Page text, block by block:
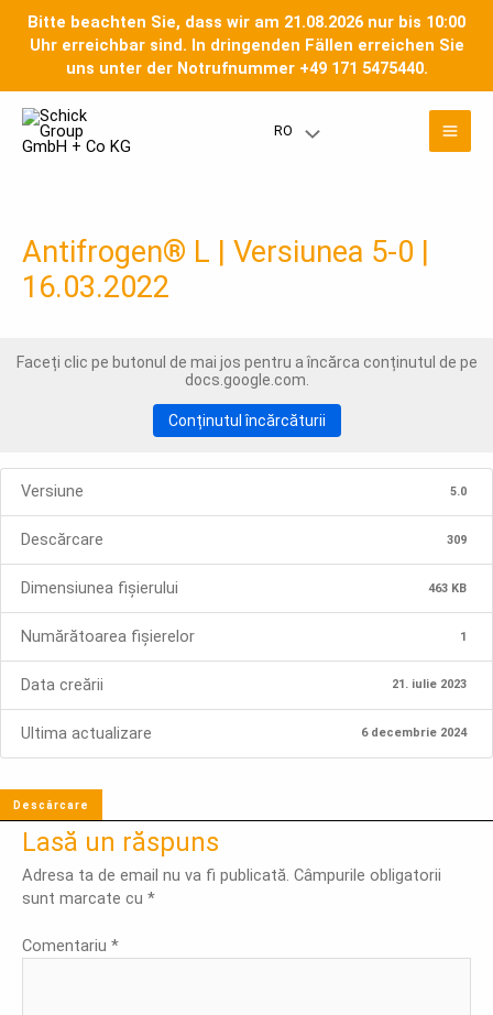
Bitte beachten Sie, dass wir am 21.08.2026 nur bis 10:00
Uhr erreichbar sind. In dringenden Fällen erreichen Sie
uns unter der Notrufnummer +49 171 5475440.
conținut
RO Meniu
Antifrogen® L | Versiunea 5-0 |
16.03.2022
Faceți clic pe butonul de mai jos pentru a încărca conținutul de pe
docs.google.com.
Conținutul încărcăturii
Versiune 5.0
Descărcare 309
Dimensiunea fișierului 463 KB
Numărătoarea fișierelor 1
Data creării 21. iulie 2023
Ultima actualizare 6 decembrie 2024
Descărcare
Lasă un răspuns
Adresa ta de email nu va fi publicată. Câmpurile obligatorii
sunt marcate cu *
Comentariu *